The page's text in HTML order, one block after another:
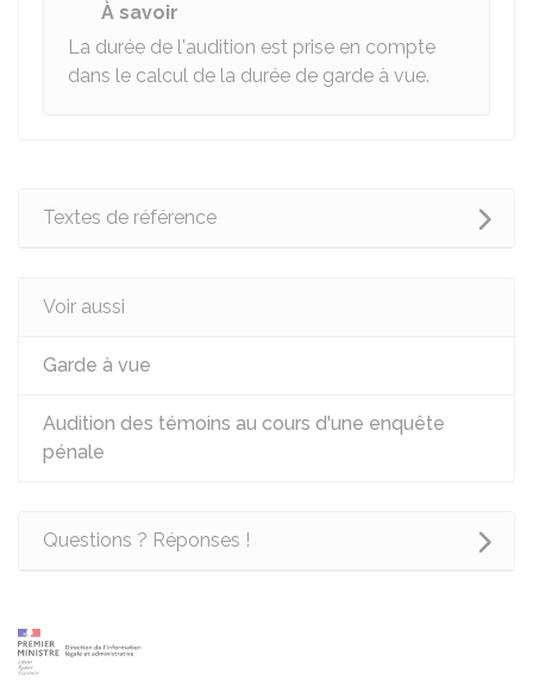
À savoir
La durée de l'audition est prise en compte
dans le calcul de la durée de garde à vue.
Textes de référence
Voir aussi
Garde à vue
Audition des témoins au cours d'une enquête
pénale
Questions ? Réponses !